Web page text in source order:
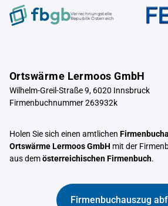
Verrechnungstelle
Republik Österreich
Ortswärme Lermoos GmbH
Wilhelm-Greil-Straße 9, 6020 Innsbruck
Firmenbuchnummer 263932k
Holen Sie sich einen amtlichen
Ortswärme Lermoos GmbH mit der
aus demösterreichischen Firmenbuch.
Firmenbuchauszug